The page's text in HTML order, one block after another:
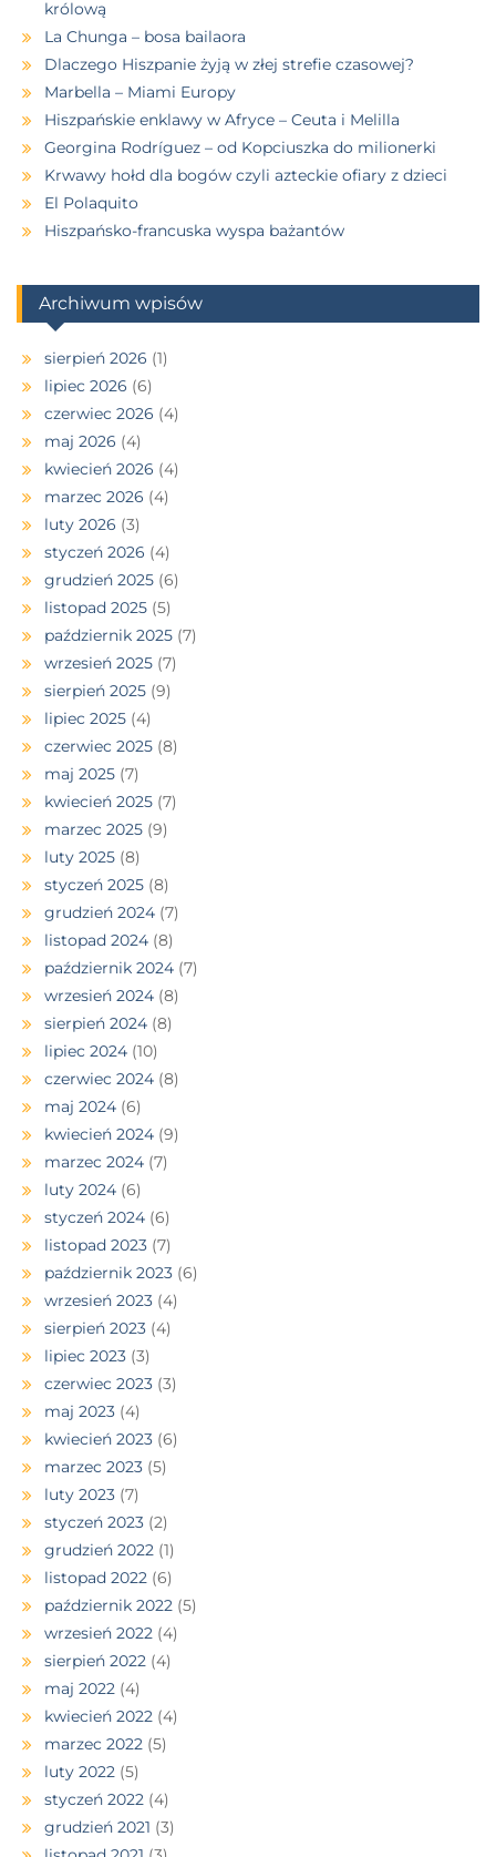
królową
La Chunga – bosa bailaora
Dlaczego Hiszpanie żyją w złej strefie czasowej?
Marbella – Miami Europy
Hiszpańskie enklawy w Afryce – Ceuta i Melilla
Georgina Rodríguez – od Kopciuszka do milionerki
Krwawy hołd dla bogów czyli azteckie ofiary z dzieci
El Polaquito
Hiszpańsko-francuska wyspa bażantów
Archiwum wpisów
sierpień 2026 (1)
lipiec 2026 (6)
czerwiec 2026 (4)
maj 2026 (4)
kwiecień 2026 (4)
marzec 2026 (4)
luty 2026 (3)
styczeń 2026 (4)
grudzień 2025 (6)
listopad 2025 (5)
październik 2025 (7)
wrzesień 2025 (7)
sierpień 2025 (9)
lipiec 2025 (4)
czerwiec 2025 (8)
maj 2025 (7)
kwiecień 2025 (7)
marzec 2025 (9)
luty 2025 (8)
styczeń 2025 (8)
grudzień 2024 (7)
listopad 2024 (8)
październik 2024 (7)
wrzesień 2024 (8)
sierpień 2024 (8)
lipiec 2024 (10)
czerwiec 2024 (8)
maj 2024 (6)
kwiecień 2024 (9)
marzec 2024 (7)
luty 2024 (6)
styczeń 2024 (6)
listopad 2023 (7)
październik 2023 (6)
wrzesień 2023 (4)
sierpień 2023 (4)
lipiec 2023 (3)
czerwiec 2023 (3)
maj 2023 (4)
kwiecień 2023 (6)
marzec 2023 (5)
luty 2023 (7)
styczeń 2023 (2)
grudzień 2022 (1)
listopad 2022 (6)
październik 2022 (5)
wrzesień 2022 (4)
sierpień 2022 (4)
maj 2022 (4)
kwiecień 2022 (4)
marzec 2022 (5)
luty 2022 (5)
styczeń 2022 (4)
grudzień 2021 (3)